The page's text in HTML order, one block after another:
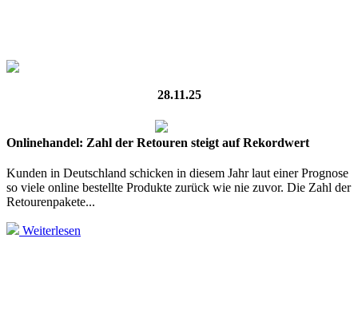
28.11.25
Onlinehandel: Zahl der Retouren steigt auf Rekordwert
Kunden in Deutschland schicken in diesem Jahr laut einer Prognose
so viele online bestellte Produkte zurück wie nie zuvor. Die Zahl der
Retourenpakete...
Weiterlesen